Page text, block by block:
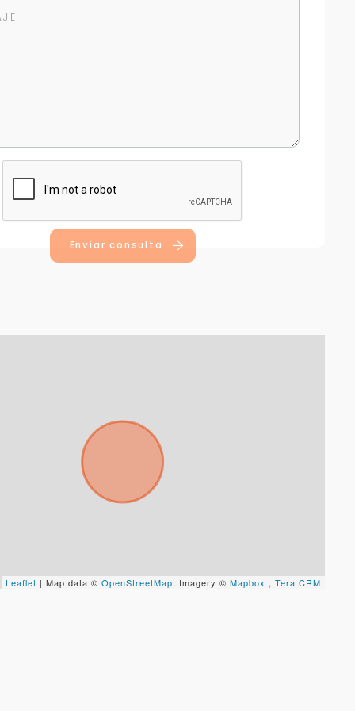
Enviar consulta
Leaflet | Map data © OpenStreetMap, Imagery © Mapbox , Tera CRM